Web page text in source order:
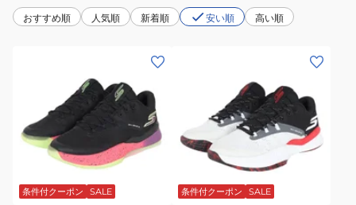
おすすめ順 人気順 新着順 安い順 高い順
NEXUS
253015-
BPPK
条件付クーポン SALE
253015-
WBRD
条件付クーポン SALE
ホ
ワ
イ